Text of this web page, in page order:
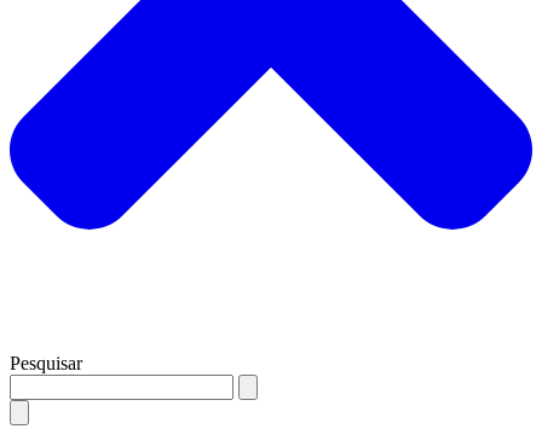
Pesquisar